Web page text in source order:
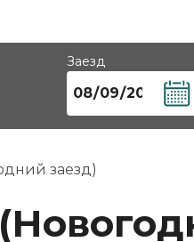
Заезд
заезд)